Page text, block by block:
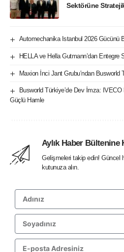
Sektörüne
Automechanika Istanbul 2026 Gücünü
HELLA ve Hella Gutmann’dan Entegre
Maxion İnci Jant Grubu’ndan Busworld
Busworld Türkiye’de Dev İmza: IVECO
Güçlü Hamle
Aylık Haber Bültenine
Gelişmeleri takip edin! Güncel
kutunuza alın.